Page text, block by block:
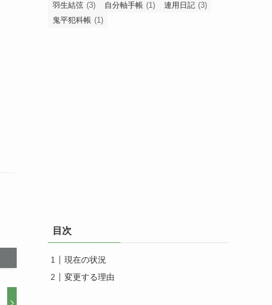
羽生結弦 (3) 自分軸手帳 (1) 連用日記 (3)
鬼平犯科帳 (1)
目次
現在の状況
変更する理由